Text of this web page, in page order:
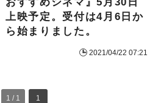
上映予定。受付は4月6日か
ら始まりました。
2021/04/22 07:21
1 / 1 1